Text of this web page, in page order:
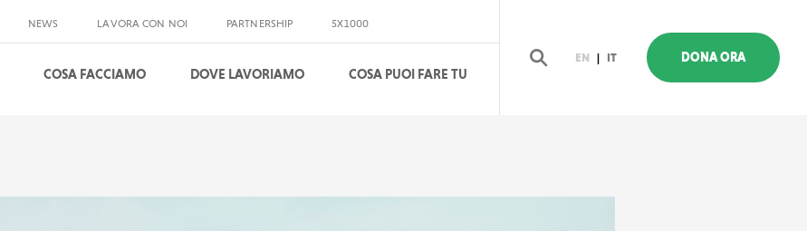
NEWS LAVORA CON NOI PARTNERSHIP 5X1000
COSA FACCIAMO DOVE LAVORIAMO COSA PUOI FARE TU
EN | IT DONA ORA